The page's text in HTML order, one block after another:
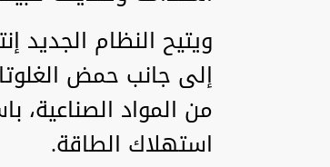
ويتيح النظام الجديد
إلى جانب حمض
من المواد الصناعية،
استهلاك الطاقة.